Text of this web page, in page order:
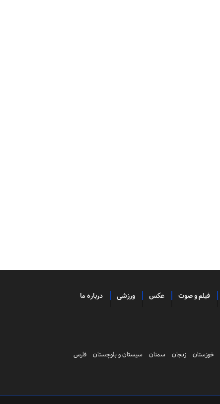
فیلم و صوت عکس ورزشی درباره ما
خوزستان زنجان سمنان سیستان و بلوچستان
فارس